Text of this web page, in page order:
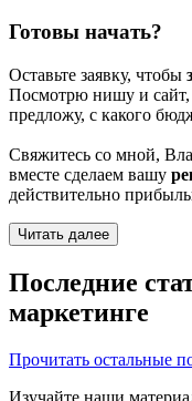
Готовы начать?
Оставьте заявку, чтобы
Посмотрю нишу и сайт,
предложу, с какого
Свяжитесь со мной,
вместе сделаем вашу
действительно
Читать далее
Последние
маркетинге
Прочитать остальные
Изучайте наши